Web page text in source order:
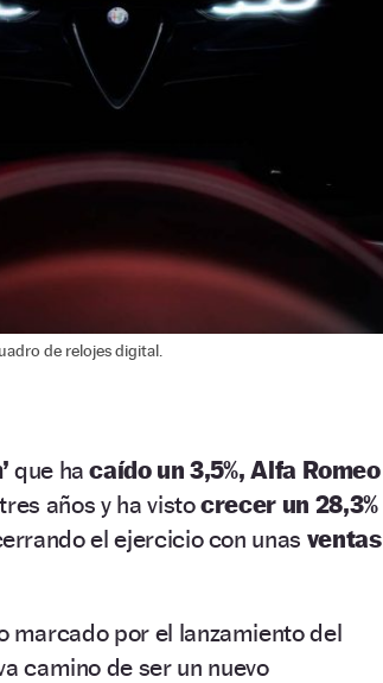
de relojes digital.
que hacaído un 3,5%, Alfa Romeo
años y ha vistocrecer un 28,3%
el ejercicio con unas ventas
marcado por el lanzamiento del
camino de ser un nuevo